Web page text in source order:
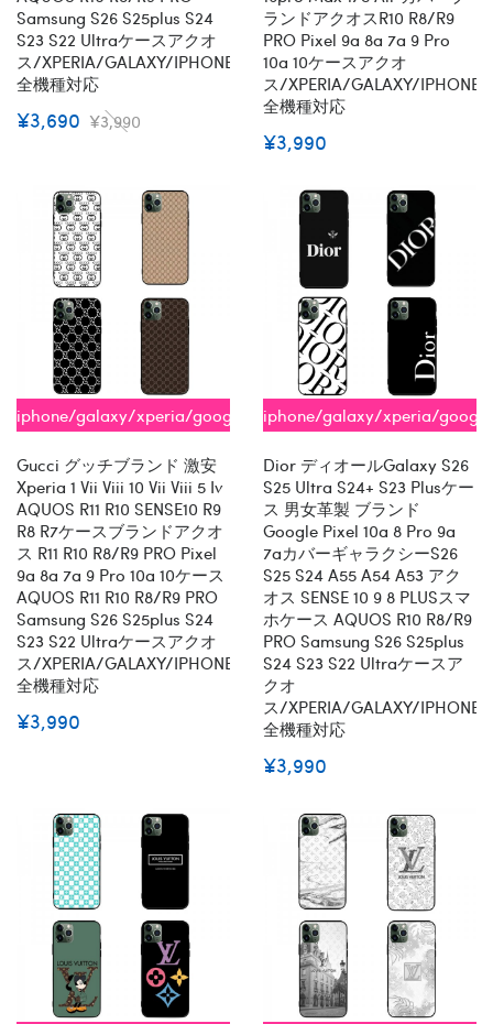
Samsung S26 S25plus S24
S23 S22 Ultraケースアクオ
ス/XPERIA/GALAXY/IPHONE
全機種対応
¥3,690 ¥3,990
ランドアクオスR10 R8/R9
PRO Pixel 9a 8a 7a 9 Pro
10a 10ケースアクオ
ス/XPERIA/GALAXY/IPHONE
全機種対応
¥3,990
iphone/galaxy/xperia/google/aquos
Gucci グッチブランド 激安
Xperia 1 Vii Viii 10 Vii Viii 5 Iv
AQUOS R11 R10 SENSE10 R9
R8 R7ケースブランドアクオ
ス R11 R10 R8/R9 PRO Pixel
9a 8a 7a 9 Pro 10a 10ケース
AQUOS R11 R10 R8/R9 PRO
Samsung S26 S25plus S24
S23 S22 Ultraケースアクオ
ス/XPERIA/GALAXY/IPHONE
全機種対応
¥3,990
iphone/galaxy/xperia/
Dior ディオールGalaxy S26
S25 Ultra S24+ S23 Plusケー
ス 男女革製 ブランド
Google Pixel 10a 8 Pro 9a
7aカバーギャラクシーs26
S25 S24 A55 A54 A53 アク
オス SENSE 10 9 8 PLUSスマ
ホケース AQUOS R10 R8/R9
PRO Samsung S26 S25plus
S24 S23 S22 Ultraケースア
クオ
ス/XPERIA/GALAXY/IPHONE
全機種対応
¥3,990